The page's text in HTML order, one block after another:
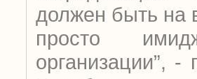
должен быть на
просто
организации”,